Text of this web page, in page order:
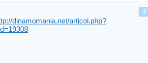
8
dinamomania.net/articol.php?